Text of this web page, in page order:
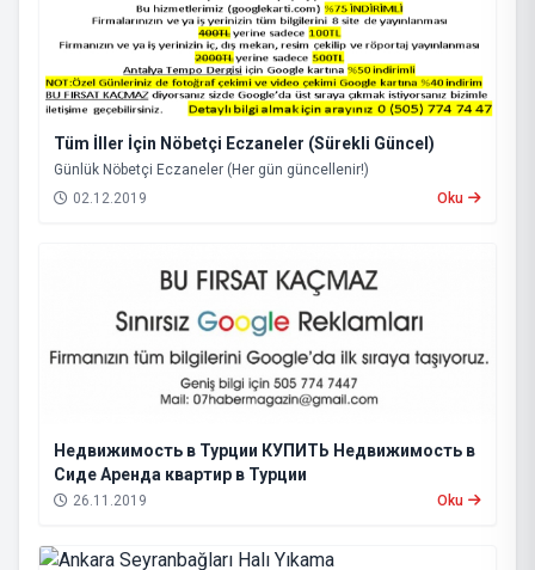
Tüm İller İçin Nöbetçi Eczaneler (Sürekli Güncel)
Günlük Nöbetçi Eczaneler (Her gün güncellenir!)
02.12.2019
Oku
Недвижимость в Турции КУПИТЬ Недвижимость в
Сиде Аренда квартир в Турции
26.11.2019 Oku